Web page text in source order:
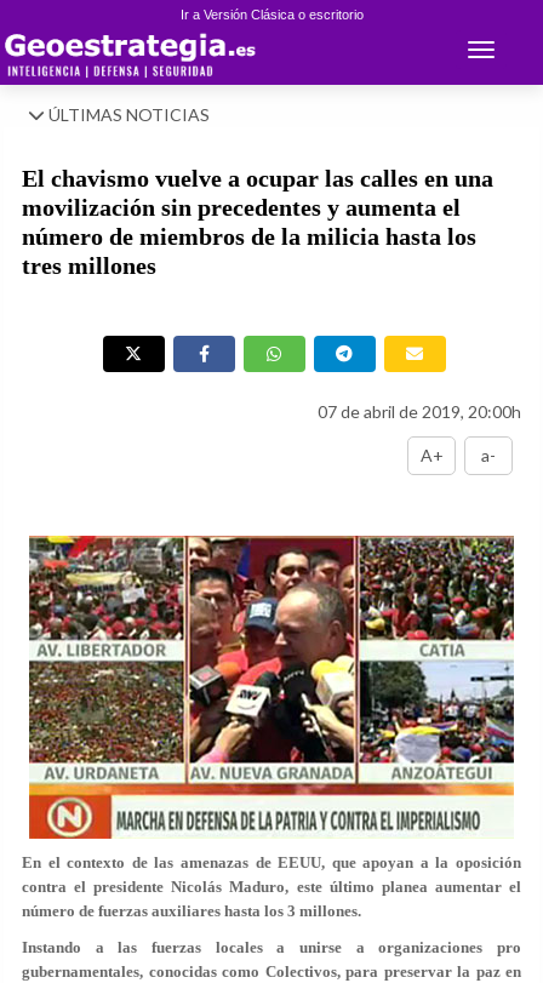
Ir a Versión Clásica o escritorio
Toggle
ÚLTIMAS NOTICIAS
El chavismo vuelve a ocupar las calles en una
movilización sin precedentes y aumenta el
número de miembros de la milicia hasta los
tres millones
07 de abril de 2019, 20:00h
A+ a-
En el contexto de las amenazas de EEUU, que apoyan a la oposición
contra el presidente Nicolás Maduro, este último planea aumentar el
número de fuerzas auxiliares hasta los 3 millones.
Instando a las fuerzas locales a unirse a organizaciones pro
gubernamentales, conocidas como Colectivos, para preservar la paz en